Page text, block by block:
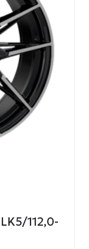
112,0-